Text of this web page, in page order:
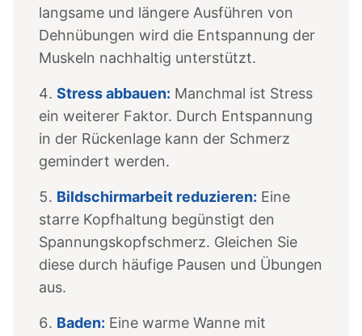
langsame und längere Ausführen von
Dehnübungen wird die Entspannung der
Muskeln nachhaltig unterstützt.
Stress abbauen: Manchmal ist Stress
ein weiterer Faktor. Durch Entspannung
in der Rückenlage kann der Schmerz
gemindert werden.
Bildschirmarbeit reduzieren: Eine
starre Kopfhaltung begünstigt den
Spannungskopfschmerz. Gleichen Sie
diese durch häufige Pausen und Übungen
aus.
Baden: Eine warme Wanne mit